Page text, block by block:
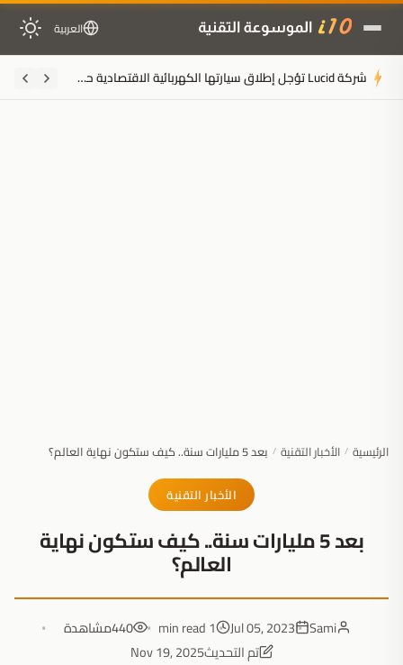
العربية
ملخَّص المقال شركة Lucid تؤجل إطلاق سيارتها الكهربائية الاقتصادية حتى أواخر 2027 وسط خطة إعادة هيكلة ضخمة
الرئيسية / الأخبار التقنية / بعد 5 مليارات سنة.. كيف ستكون نهاية العالم؟
الأخبار التقنية
بعد 5 مليارات سنة.. كيف ستكون نهاية
العالم؟
Sami
Jul 05, 2023
1 min read
440مشاهدة
تم التحديثNov 19, 2025